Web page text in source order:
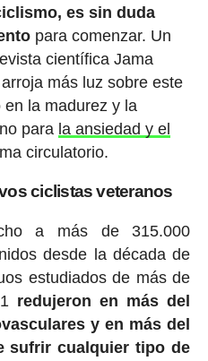
es sin duda
para comenzar. Un
científica Jama
más luz sobre este
en la madurez y la
para la ansiedad y el
circulatorio.
ciclistas veteranos
a más de 315.000
desde la década de
estudiados de más de
redujeron en más del
y en más del
sufrir cualquier tipo de